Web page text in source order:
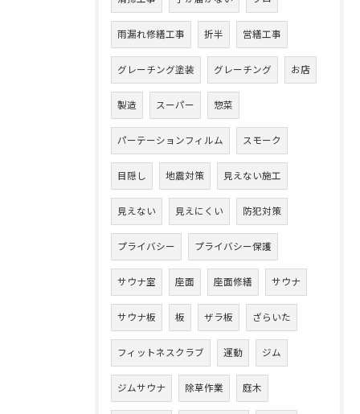
雨漏れ修繕工事 折半 営繕工事
グレーチング塗装 グレーチング お店
製造 スーパー 惣菜
パーテーションフィルム スモーク
目隠し 地震対策 見えない施工
見えない 見えにくい 防犯対策
プライバシー プライバシー保護
サウナ室 座面 座面修繕 サウナ
サウナ板 板 ザラ板 ざらいた
フィットネスクラブ 運動 ジム
ジムサウナ 除草作業 庭木